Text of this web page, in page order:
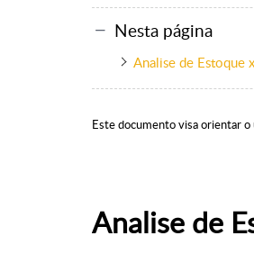
Nesta página
Analise de Estoque
Este documento visa orientar o
Analise de